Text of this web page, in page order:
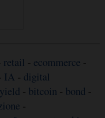
retail - ecommerce -
IA - digital
- bitcoin - bond -
-